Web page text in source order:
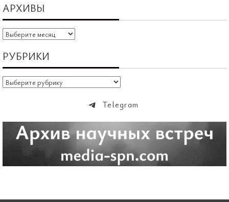
АРХИВЫ
Архивы
РУБРИКИ
Рубрики
Telegram